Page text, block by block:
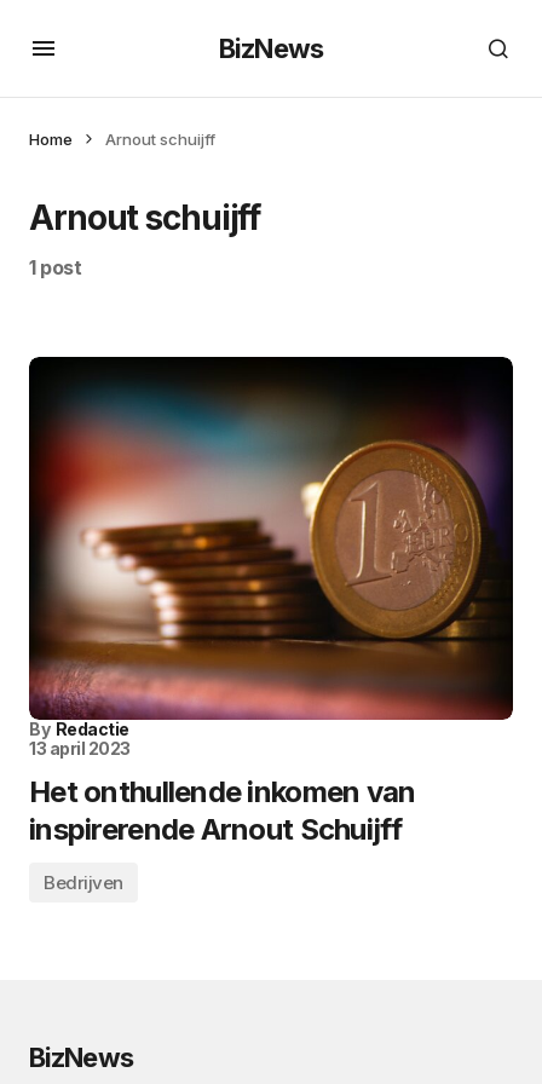
BizNews
Home Arnout schuijff
Arnout schuijff
1 post
By Redactie
13 april 2023
Het onthullende inkomen van
inspirerende Arnout Schuijff
Bedrijven
BizNews